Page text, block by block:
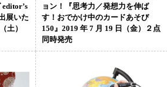
展いた
土）
ョン！『思考力／発想力を伸ば
す！おでかけ中のカードあそび
150』2019 年 7 月 19 日（金）２点
同時発売